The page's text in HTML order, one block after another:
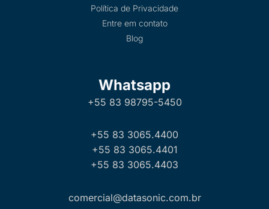
Política de Privacidade
Entre em contato
Blog
Whatsapp
+55 83 98795-5450
+55 83 3065.4400
+55 83 3065.4401
+55 83 3065.4403
comercial@datasonic.com.br